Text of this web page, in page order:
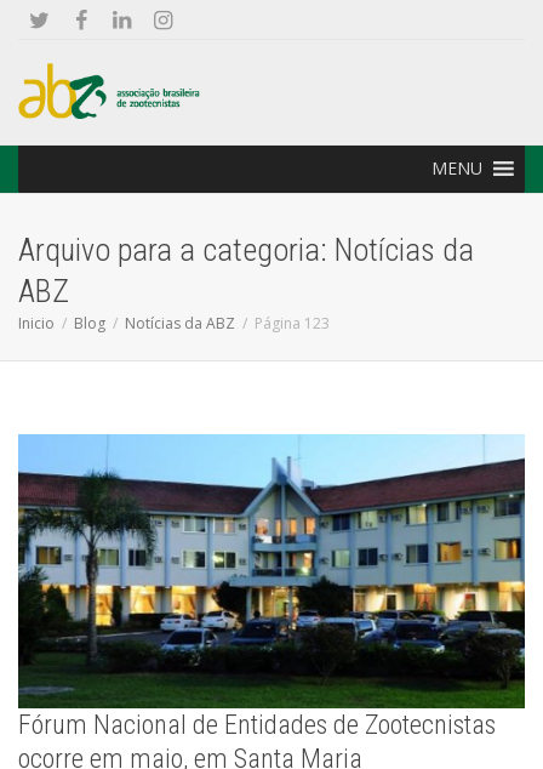
MENU
Arquivo para a categoria: Notícias da
ABZ
Inicio Blog Notícias da ABZ Página 123
Fórum Nacional de Entidades de Zootecnistas
ocorre em maio, em Santa Maria